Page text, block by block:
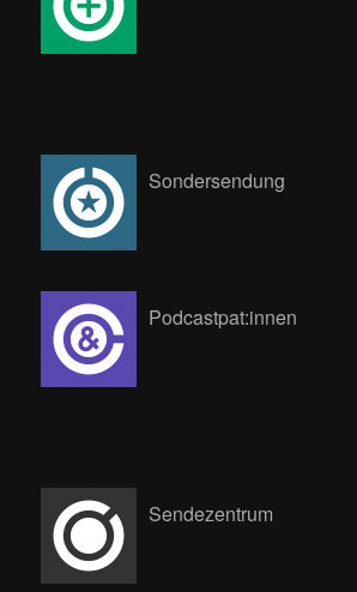
Sondersendung
Podcastpat:innen
Sendezentrum